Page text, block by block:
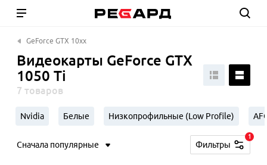
GeForce GTX 10xx
Видеокарты GeForce GTX
1050 Ti
7 товаров
Nvidia Белые Низкопрофильные (Low Profile)
Сначала популярные Фильтры
1